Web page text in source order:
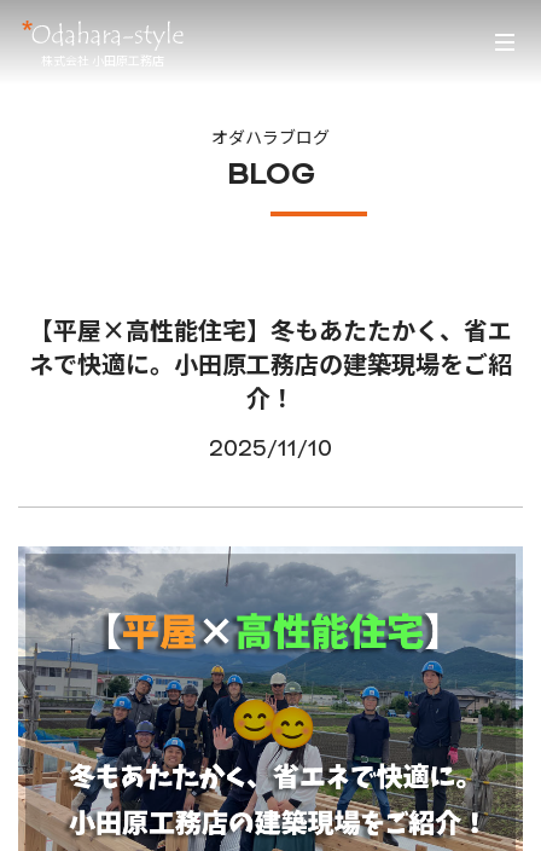
株式会社 小田原工務店
オダハラブログ
BLOG
【平屋×高性能住宅】冬もあたたかく、省エ
ネで快適に。小田原工務店の建築現場をご紹
介！
2025/11/10